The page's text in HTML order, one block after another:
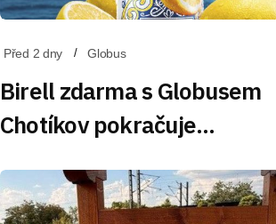
Před 2 dny Globus
Birell zdarma s Globusem
Chotíkov pokračuje…